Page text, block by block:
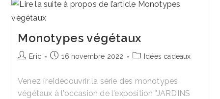
BOX
2023
Monotypes végétaux
Auteur/autrice
la
publication :
Eric
Publication
16 novembre 2022
PostIdées cadeaux
Venez {re}découvrir la série des monotypes
végétaux à l'occasion de l'exposition "JARDINS